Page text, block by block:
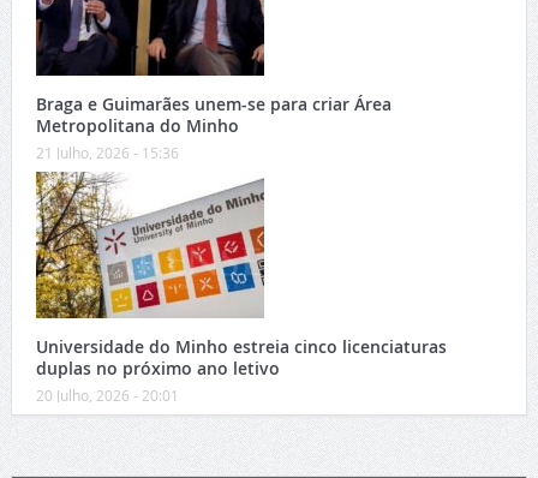
Braga e Guimarães unem-se para criar Área
Metropolitana do Minho
21 Julho, 2026 - 15:36
Universidade do Minho estreia cinco licenciaturas
duplas no próximo ano letivo
20 Julho, 2026 - 20:01